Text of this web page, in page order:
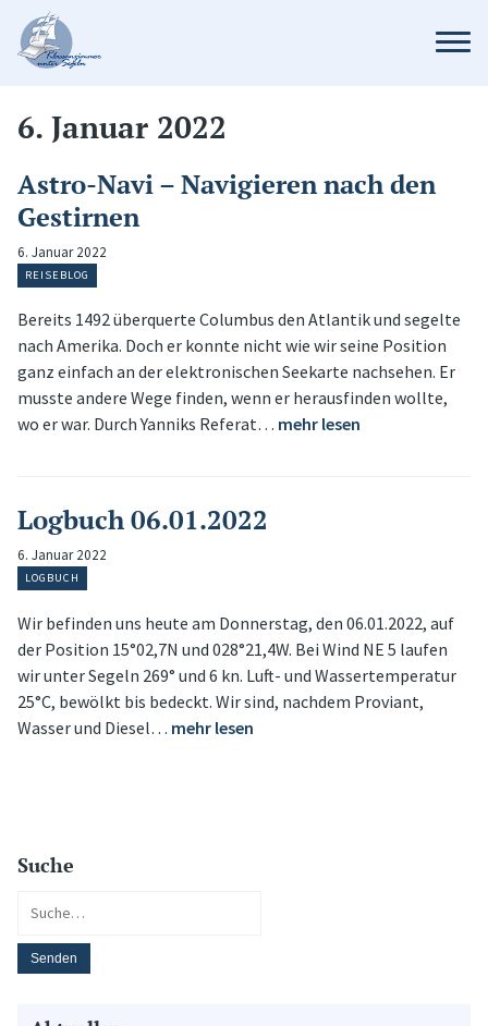
6. Januar 2022
Astro-Navi – Navigieren nach den
Gestirnen
6. Januar 2022
REISEBLOG
Bereits 1492 überquerte Columbus den Atlantik und segelte
nach Amerika. Doch er konnte nicht wie wir seine Position
ganz einfach an der elektronischen Seekarte nachsehen. Er
musste andere Wege finden, wenn er herausfinden wollte,
wo er war. Durch Yanniks Referat… mehr lesen
Logbuch 06.01.2022
6. Januar 2022
LOGBUCH
Wir befinden uns heute am Donnerstag, den 06.01.2022, auf
der Position 15°02,7N und 028°21,4W. Bei Wind NE 5 laufen
wir unter Segeln 269° und 6 kn. Luft- und Wassertemperatur
25°C, bewölkt bis bedeckt. Wir sind, nachdem Proviant,
Wasser und Diesel… mehr lesen
Suche